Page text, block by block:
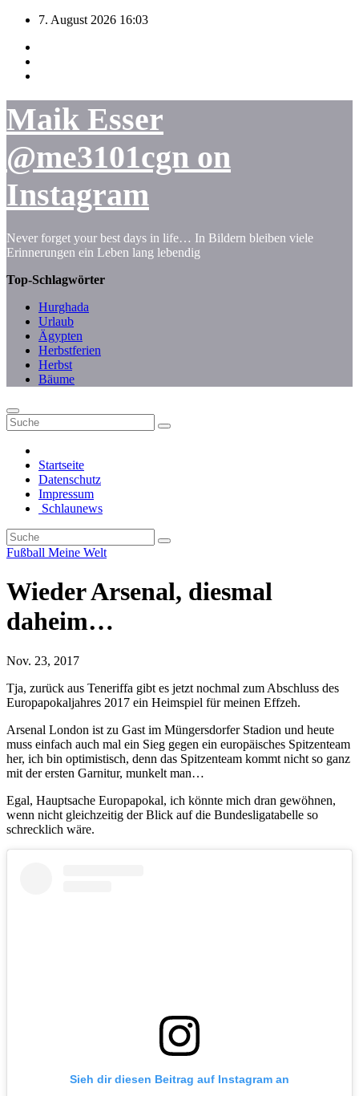
Zum
springen
7. August 2026 16:03
Maik Esser
@me3101cgn on
Instagram
Never forget your best days in life… In Bildern bleiben viele
Erinnerungen ein Leben lang lebendig
Top-Schlagwörter
Hurghada
Urlaub
Ägypten
Herbstferien
Herbst
Bäume
Startseite
Datenschutz
Impressum
Schlaunews
Fußball Meine Welt
Wieder Arsenal, diesmal
daheim…
Nov. 23, 2017
Tja, zurück aus Teneriffa gibt es jetzt nochmal zum Abschluss des
Europapokaljahres 2017 ein Heimspiel für meinen Effzeh.
Arsenal London ist zu Gast im Müngersdorfer Stadion und heute
muss einfach auch mal ein Sieg gegen ein europäisches Spitzenteam
her, ich bin optimistisch, denn das Spitzenteam kommt nicht so ganz
mit der ersten Garnitur, munkelt man…
Egal, Hauptsache Europapokal, ich könnte mich dran gewöhnen,
wenn nicht gleichzeitig der Blick auf die Bundesligatabelle so
schrecklich wäre.
Sieh dir diesen Beitrag auf Instagram an